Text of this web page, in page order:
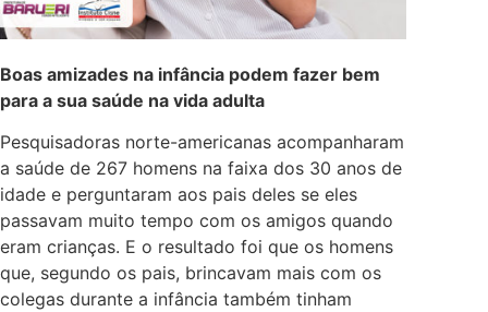
Boas amizades na infância podem fazer bem
para a sua saúde na vida adulta
Pesquisadoras norte-americanas acompanharam
a saúde de 267 homens na faixa dos 30 anos de
idade e perguntaram aos pais deles se eles
passavam muito tempo com os amigos quando
eram crianças. E o resultado foi que os homens
que, segundo os pais, brincavam mais com os
colegas durante a infância também tinham